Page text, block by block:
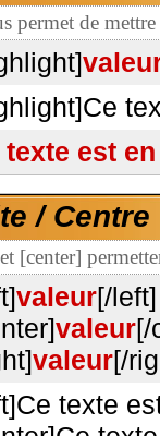
permet de
texte est
/ Centre
[center]
valeur[/left]
valeur[/
valeur[/
texte